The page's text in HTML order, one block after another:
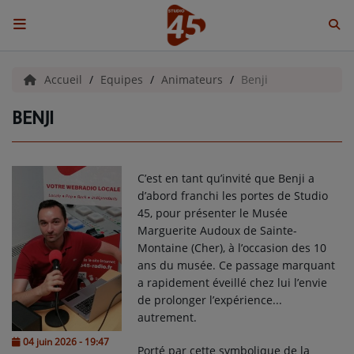
ACCUEIL
Emissions
GIEN, SA FABULEUSE HISTOIRE
GRAFFITI CINÉMA
LES ASSOCIÉS DU JOUR
LA CHRONIQUE ENVIRONNEMENTALE
LA CHRONIQUE MUSICALE
Accueil Equipes Animateurs Benji
BENJI
04 juin 2026 - 19:47
C’est en tant qu’invité que Benji a
d’abord franchi les portes de Studio
45, pour présenter le Musée
Marguerite Audoux de Sainte-
Montaine (Cher), à l’occasion des 10
ans du musée. Ce passage marquant
a rapidement éveillé chez lui l’envie
de prolonger l’expérience...
autrement.
Porté par cette symbolique de la